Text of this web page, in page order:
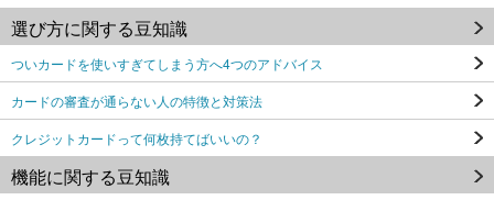
選び方に関する豆知識
ついカードを使いすぎてしまう方へ4つのアドバイス
カードの審査が通らない人の特徴と対策法
クレジットカードって何枚持てばいいの？
機能に関する豆知識